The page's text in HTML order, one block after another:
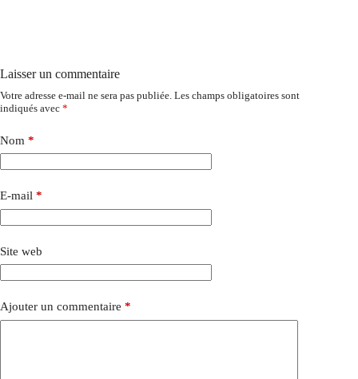
Laisser un commentaire
Votre adresse e-mail ne sera pas publiée. Les champs obligatoires sont
indiqués avec *
Nom *
E-mail *
Site web
Ajouter un commentaire *